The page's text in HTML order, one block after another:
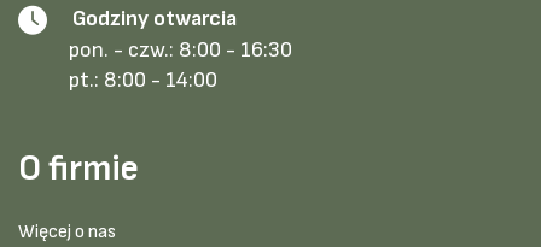
Godziny otwarcia
pon. - czw.: 8:00 - 16:30
pt.: 8:00 - 14:00
O firmie
Więcej o nas